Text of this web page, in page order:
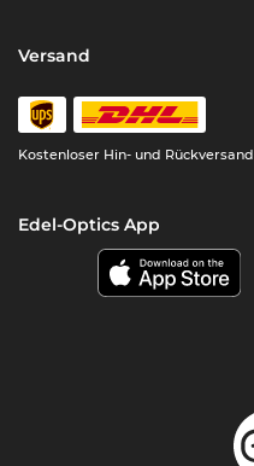
Versand
Kostenloser Hin- und Rückversand
Edel-Optics App